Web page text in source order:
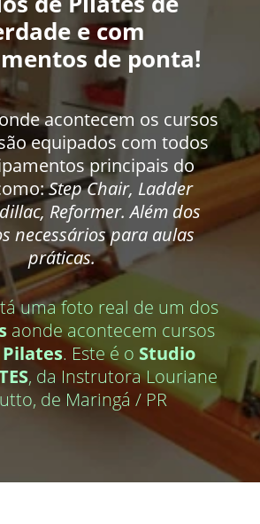
e com
de ponta!
acontecem os cursos
equipados com todos
principais do
Step Chair, Ladder
Reformer. Além dos
necessários para aulas
práticas.
uma foto real de um dos
aonde acontecem cursos
Pilates. Este é o Studio
, da Instrutora Louriane
de Maringá / PR